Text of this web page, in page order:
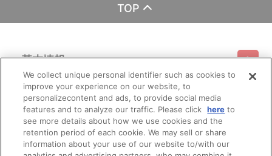
※撮影環境やご利用のモニター環境により、実物と多少異なって見
える場合がございます。
※すでにご注文しているかのご確認には、「マイページ」→「ご注
文履歴」にてご確認いただけます。
※特典・仕様等は予告なく変更となる場合がございます。
■ご注文・お支払いについて
※本商品のご注文はバンダイナムコフィルムワークス公式ショップ
『A-on STORE』が承り、発送を行います。
なお、ご注文には、バンダイナムコフィルムワークス公式ショップ
『A-on STORE』の会員登録（無料）が必要となります。
TOP
基本情報
利用規約 特定商取引法に基づく表示 プライバシーポリシー
プライバシーオプション 会社概要
ご利用情報
ご利用ガイド サイトマップ お問い合わせ
会員メニュー
We collect unique personal identifier such as cookies to
improve your experience on our website, to
personalizecontent and ads, to provide social media
features and to analyze our traffic. Please click here to
see more details about how we use cookies and the
retention period of each cookie. We may sell or share
information about your use of our website to/with our